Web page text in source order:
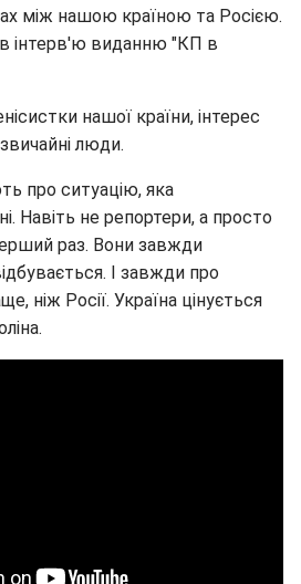
між нашою країною та Росією.
інтерв'ю виданню "КП в
нашої країни, інтерес
люди.
про ситуацію, яка
Навіть не репортери, а просто
раз. Вони завжди
І завжди про
ніж Росії. Україна цінується